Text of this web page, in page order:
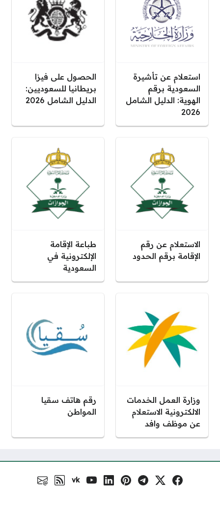
استعلام عن تأشيرة
السعودية برقم
الهوية: الدليل الشامل
2026
الحصول على فيزا
بريطانيا للسعوديين:
الدليل الشامل 2026
الاستعلام عن رقم
الإقامة برقم الحدود
طباعة الإقامة
الإلكترونية في
السعودية
وزارة العمل الخدمات
الالكترونية الاستعلام
عن موظف وافد
رقم هاتف سقيا
المواطن
مواقع التواصل فيسبوكمنصة إكس
تلغرامبنترستلينكد إنيوتيوبvk
VK.com
رابط RSS البريد